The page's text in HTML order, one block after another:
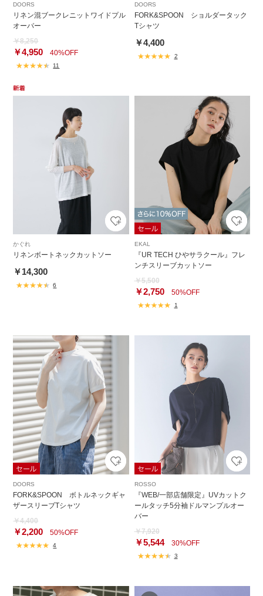
DOORS
リネン混ブークレニットワイドプル
オーバー
￥8,250
￥4,950 40%OFF
11
DOORS
FORK&SPOON ショルダータック
Tシャツ
￥4,400
2
かぐれ
リネンボートネックカットソー
￥14,300
6
EKAL
『UR TECH ひやサラクール』フレ
ンチスリーブカットソー
￥5,500
￥2,75050%OFF
1
DOORS
FORK&SPOON ボトルネックギャ
ザースリーブTシャツ
￥4,400
￥2,200 50%OFF
4
ROSSO
『WEB/一部店舗限定』UVカットク
ールタッチ5分袖ドルマンプルオー
バー
￥7,920
￥5,54430%OFF
3